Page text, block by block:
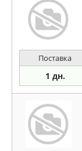
Поставка
1 дн.